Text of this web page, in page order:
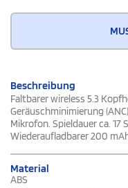
Beschreibung
Faltbarer wireless 5.3
Geräuschminimierung
Mikrofon. Spieldauer ca. 17
Wiederaufladbarer 200
Material
ABS